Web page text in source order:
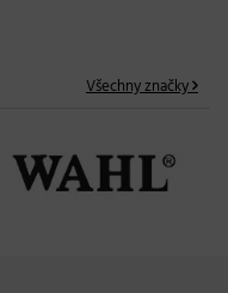
Všechny značky